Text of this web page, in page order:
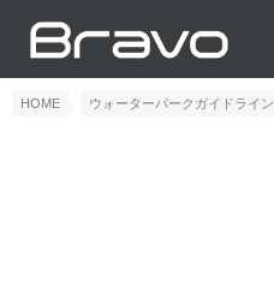
HOME ウォーターパークガイドライン